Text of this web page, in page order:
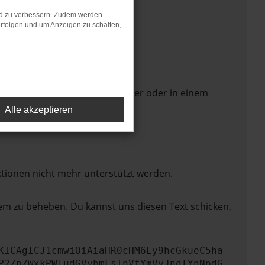
in einem anderen Browser oder in einem
nicht mehr unterstützt werden.
zu beheben. Du kannst uns diesen Text schicken,
zu verbessern. Zudem werden
und um Anzeigen zu schalten,
Alle akzeptieren